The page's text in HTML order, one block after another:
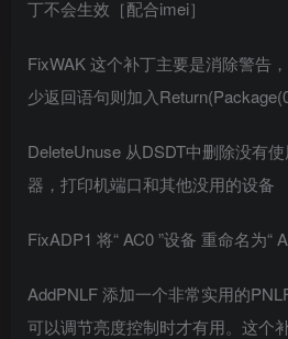
丁不会生效［配合imei］
FixWAK 这个补丁主要是消除警告
少返回语句则加入
DeleteUnuse 从DSDT中删除没有
器，打印机端口和其他没用的设备
FixADP1 将“ AC0 ”设备 重命名为“
AddPNLF 添加一个非常实用的
可以调节亮度控制时才有用。这个